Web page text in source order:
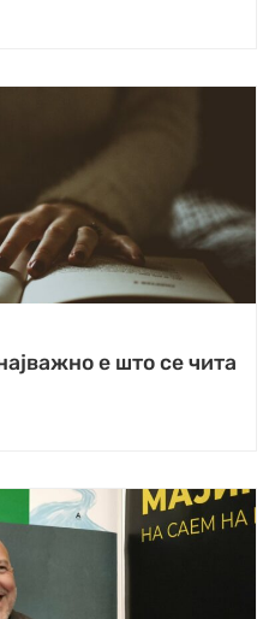
е што се чита